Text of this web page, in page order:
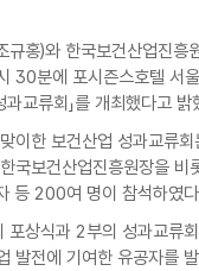
규홍)와 한국보건산업진흥
30분에 포시즌스호텔 서
교류회」를 개최했다고 밝
이한 보건산업 성과교류
국보건산업진흥원장을 비
등 200여 명이 참석하였
포상식과 2부의 성과교류
발전에 기여한 유공자를